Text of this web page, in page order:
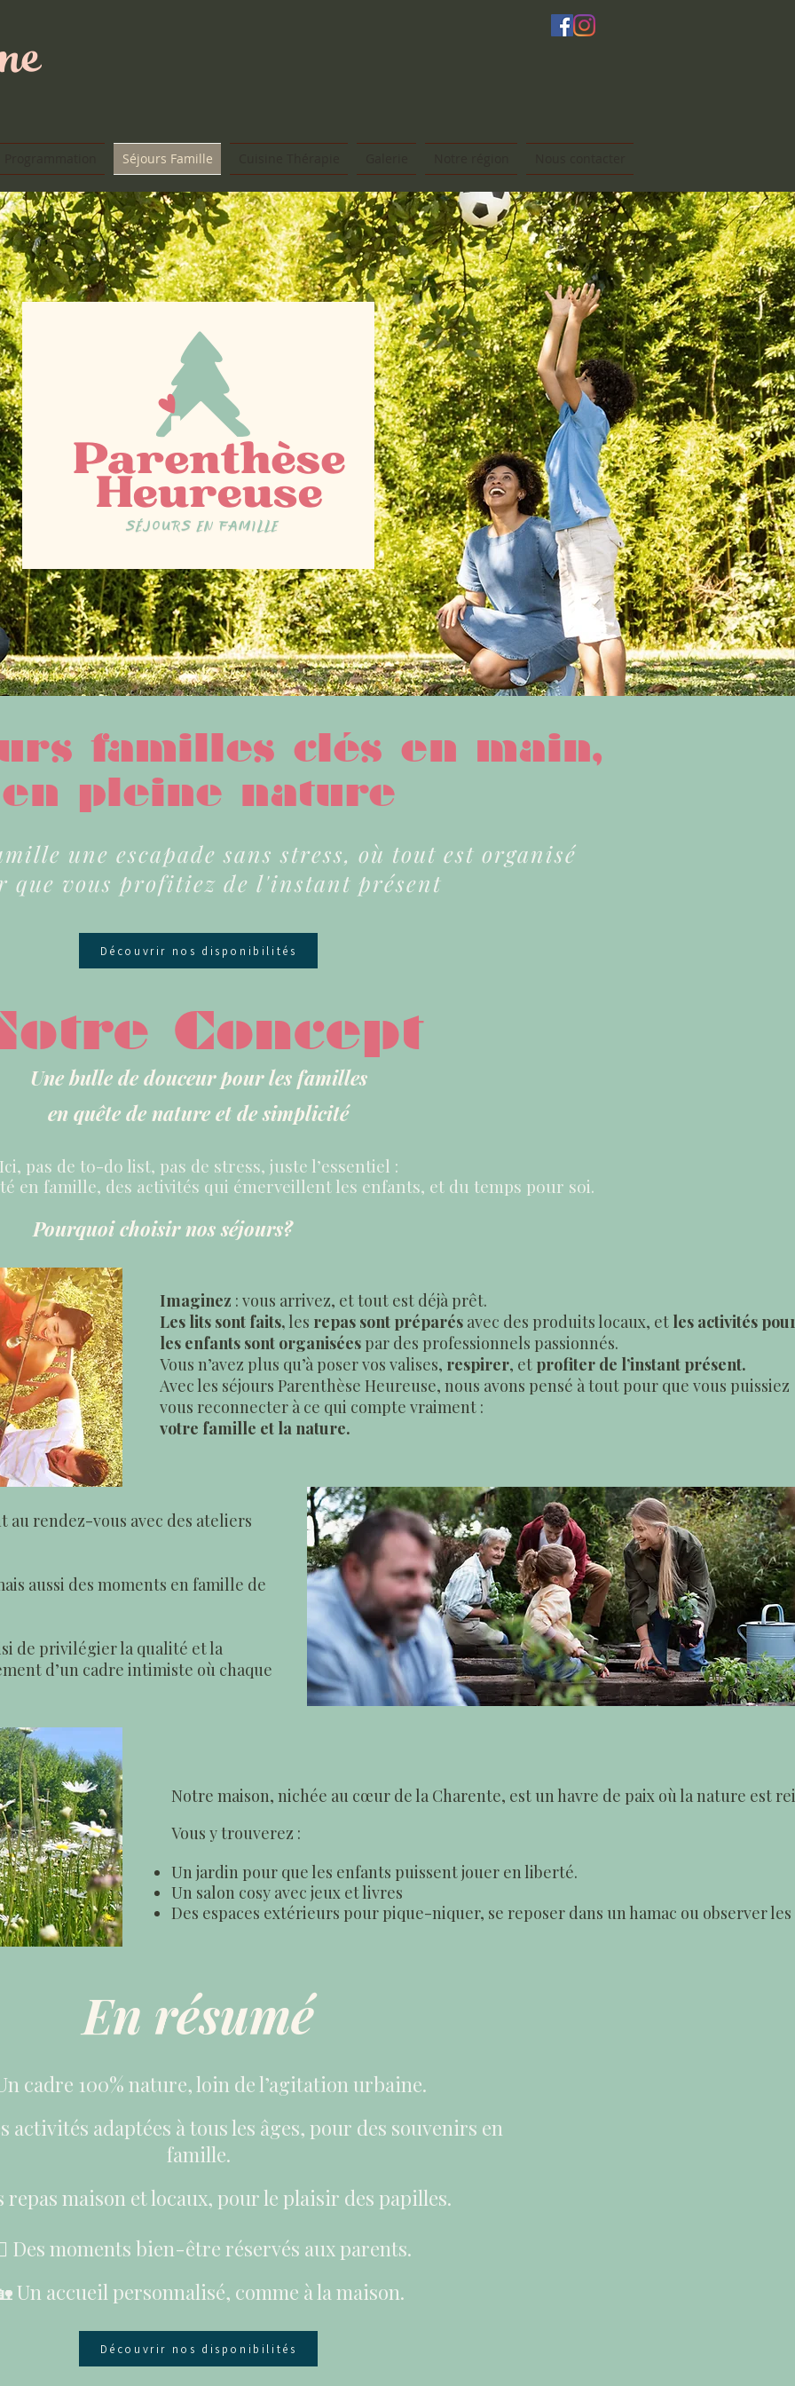
Séjours Famille
familles clés en main,
en pleine nature
une escapade sans stress, où tout est organisé
que vous profitiez de l'instant présent
Découvrir nos disponibilités
Concept
Une bulle de douceur pour les familles
en quête de nature et de simplicité
Ici, pas de to-do list, pas de stress, juste l’essentiel :
en famille, des activités qui émerveillent les enfants, et du temps pour soi.
Pourquoi choisir nos séjours?
Imaginez : vous arrivez, et tout est déjà prêt.
Les lits sont faits, les repas sont préparés avec des produits locaux, et les activités
les enfants sont organisées par des professionnels passionnés.
Vous n’avez plus qu’à poser vos valises, respirer, et profiter de l’instant présent.
Avec les séjours Parenthèse Heureuse, nous avons pensé à tout pour que vous puissiez
vous reconnecter à ce qui compte vraiment :
votre famille et la nature.
rendez-vous avec des ateliers
aussi des moments en famille de
de privilégier la qualité et la
d’un cadre intimiste où chaque
Notre maison, nichée au cœur de la Charente, est un havre de paix où la nature est
Vous y trouverez :
Un jardin pour que les enfants puissent jouer en liberté.
Un salon cosy avec jeux et livres
Des espaces extérieurs pour pique-niquer, se reposer dans un hamac ou observer
En résumé
cadre 100% nature, loin de l’agitation urbaine.
activités adaptées à tous les âges, pour des souvenirs en
famille.
maison et locaux, pour le plaisir des papilles.
Des moments bien-être réservés aux parents.
Un accueil personnalisé, comme à la maison.
Découvrir nos disponibilités